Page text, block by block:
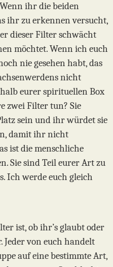
ihr die beiden
ihr zu erkennen versucht,
dieser Filter schwächt
möchtet. Wenn ich euch
nie gesehen habt, das
nicht
eurer spirituellen Box
zwei Filter tun? Sie
sein und ihr würdet sie
damit ihr nicht
ist die menschliche
Sie sind Teil eurer Art zu
Ich werde euch gleich
ist, ob ihr’s glaubt oder
Jeder von euch handelt
auf eine bestimmte Art,